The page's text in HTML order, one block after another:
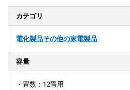
カテゴリ
電化製品その他の家電製品
容量
・畳数：12畳用